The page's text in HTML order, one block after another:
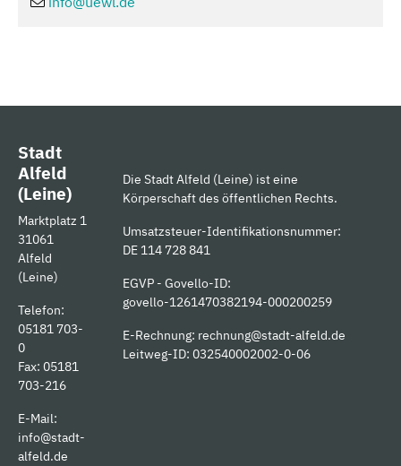
Stadt
Alfeld
(Leine)
Marktplatz 1
31061
Alfeld
(Leine)
Telefon:
05181 703-
0
Fax: 05181
703-216
E-Mail:
info@stadt-
alfeld.de
Die Stadt Alfeld (Leine) ist eine
Körperschaft des öffentlichen Rechts.
Umsatzsteuer-Identifikationsnummer:
DE 114 728 841
EGVP - Govello-ID:
govello-1261470382194-000200259
E-Rechnung: rechnung@stadt-alfeld.de
Leitweg-ID: 032540002002-0-06